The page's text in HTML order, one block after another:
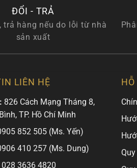
ĐỔI - TRẢ
trả hàng nếu do lỗi từ nhà
sản xuất
LIÊN HỆ
826 Cách Mạng Tháng 8,
TP. Hồ Chí Minh
852 505 (Ms. Yến)
410 257 (Ms. Dung)
028 3636 4820